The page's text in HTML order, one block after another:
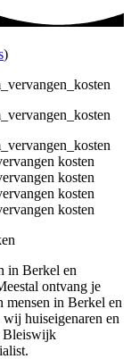
)
in Berkel en
ontvang je
mensen in Berkel en
huiseigenaren en
Bleiswijk